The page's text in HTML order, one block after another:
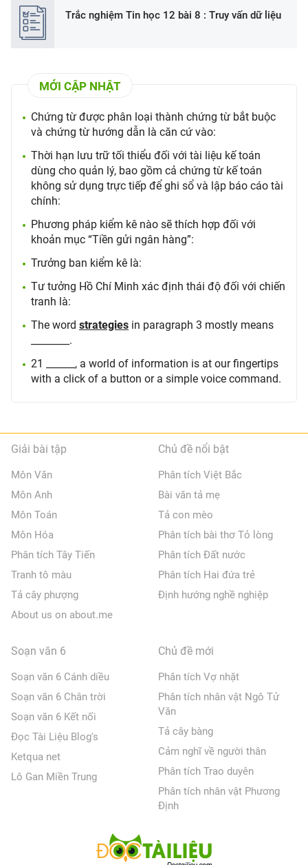
Trắc nghiệm Tin học 12 bài 8 : Truy vấn dữ liệu
MỚI CẬP NHẬT
Chứng từ được phân loại thành chứng từ bắt buộc
và chứng từ hướng dẫn là căn cứ vào:
Thời hạn lưu trữ tối thiểu đối với tài liệu kế toán
dùng cho quản lý, bao gồm cả chứng từ kế toán
không sử dụng trực tiếp để ghi sổ và lập báo cáo tài
chính:
Phương pháp kiểm kê nào sẽ thích hợp đối với
khoản mục “Tiền gửi ngân hàng”:
Trưởng ban kiểm kê là:
Tư tưởng Hồ Chí Minh xác định thái độ đối với chiến
tranh là:
The word strategies in paragraph 3 mostly means
________.
21 ______, a world of information is at our fingertips
with a click of a button or a simple voice command.
Giải bài tập
Môn Văn
Môn Anh
Môn Toán
Môn Hóa
Phân tích Tây Tiến
Tranh tô màu
Tả cây phượng
About us on about.me
Chủ đề nổi bật
Phân tích Việt Bắc
Bài văn tả mẹ
Tả con mèo
Phân tích bài thơ Tỏ lòng
Phân tích Đất nước
Phân tích Hai đứa trẻ
Định hướng nghề nghiệp
Soạn văn 6
Soạn văn 6 Cánh diều
Soạn văn 6 Chân trời
Soạn văn 6 Kết nối
Đọc Tài Liệu Blog's
Ketqua net
Lô Gan Miền Trung
Chủ đề mới
Phân tích Vợ nhặt
Phân tích nhân vật Ngô Tử
Văn
Tả cây bàng
Cảm nghĩ về người thân
Phân tích Trao duyên
Phân tích nhân vật Phương
Định